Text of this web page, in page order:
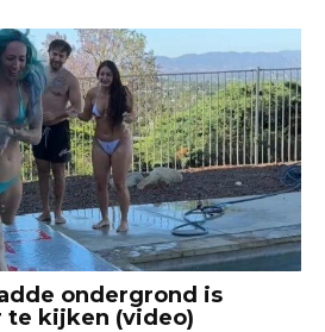
ondergrond is
te kijken (video)